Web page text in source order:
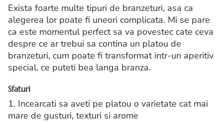
Exista foarte multe tipuri de branzeturi, asa ca
alegerea lor poate fi uneori complicata. Mi se pare
ca este momentul perfect sa va povestec cate ceva
despre ce ar trebui sa contina un platou de
branzeturi, cum poate fi transformat intr-un aperitiv
special, ce puteti bea langa branza.
Sfaturi
1. Incearcati sa aveti pe platou o varietate cat mai
mare de gusturi, texturi si arome